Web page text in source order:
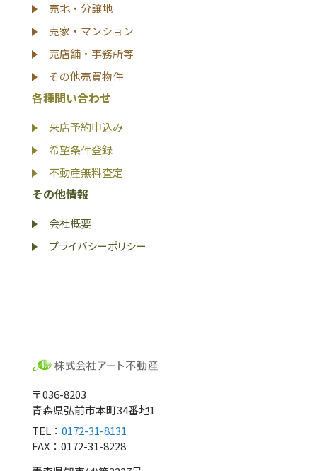
売地・分譲地
売家・マンション
売店舗・事務所等
その他売買物件
各種問い合わせ
来店予約申込み
希望条件登録
不動産無料査定
その他情報
会社概要
プライバシーポリシー
〒036-8203
青森県弘前市本町34番地1
TEL： 0172-31-8131
FAX：0172-31-8228